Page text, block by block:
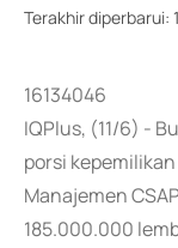
Terakhir diperbarui:
16134046
IQPlus, (11/6) -
porsi
Manajemen
185.000.000